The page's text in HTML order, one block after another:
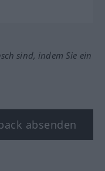
sind, indem Sie ein
absenden